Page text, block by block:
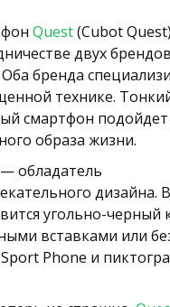
Quest(Cubot
двух
Оба бренда
технике.
смартфон
образа жизни.
— обладатель
дизайна.
угольно-черный
вставками или
Phone и